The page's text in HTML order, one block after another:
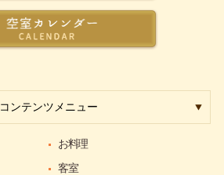
コンテンツメニュー
お料理
客室